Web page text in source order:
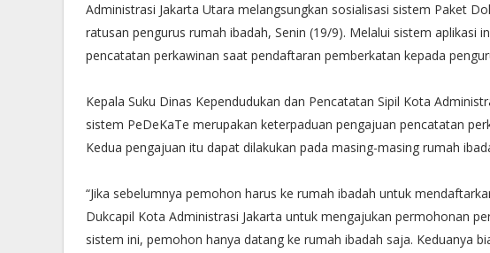
Administrasi Jakarta Utara melangsungkan sosialisasi sistem Paket
ratusan pengurus rumah ibadah, Senin (19/9). Melalui sistem aplikasi
pencatatan perkawinan saat pendaftaran pemberkatan kepada
Kepala Suku Dinas Kependudukan dan Pencatatan Sipil Kota
sistem PeDeKaTe merupakan keterpaduan pengajuan pencatatan
Kedua pengajuan itu dapat dilakukan pada masing-masing rumah
“Jika sebelumnya pemohon harus ke rumah ibadah untuk
Dukcapil Kota Administrasi Jakarta untuk mengajukan permohonan
sistem ini, pemohon hanya datang ke rumah ibadah saja. Keduanya